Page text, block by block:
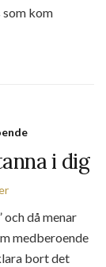
kom
i dig
och då menar
medberoende
bort det